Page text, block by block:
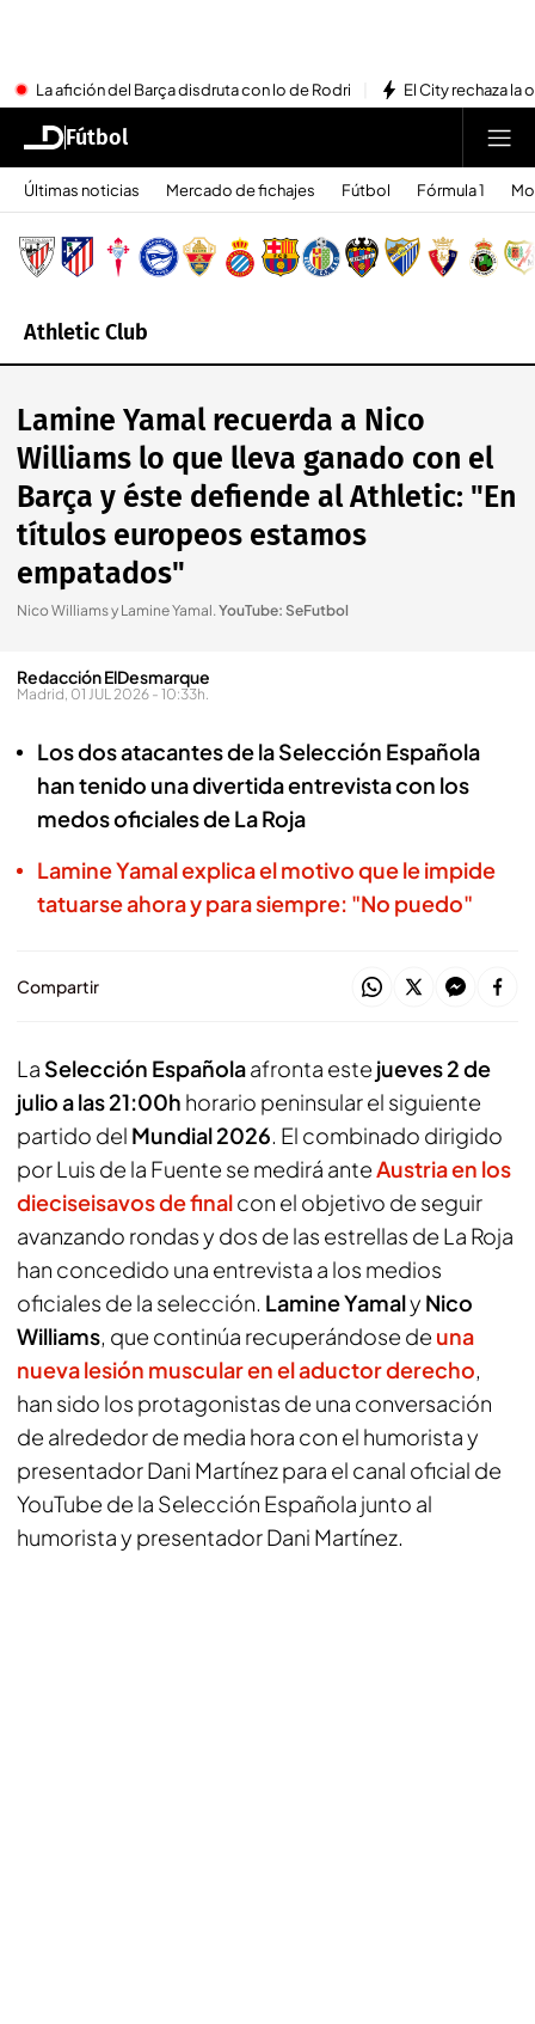
La afición del Barça disdruta con lo de Rodri El City rechaza la
Fútbol
Últimas noticias Mercado de fichajes Fútbol Fórmula 1
Athletic Club
Lamine Yamal recuerda a Nico
Williams lo que lleva ganado con el
Barça y éste defiende al Athletic: "En
títulos europeos estamos
empatados"
Nico Williams y Lamine Yamal.YouTube: SeFutbol
Redacción ElDesmarque
Madrid, 01 JUL 2026 - 10:33h.
Los dos atacantes de la Selección Española
han tenido una divertida entrevista con los
medos oficiales de La Roja
Lamine Yamal explica el motivo que le impide
tatuarse ahora y para siempre: "No puedo"
Compartir
La Selección Españolaafronta este jueves 2 de
julio a las 21:00h horario peninsular el siguiente
partido del Mundial 2026. El combinado dirigido
por Luis de la Fuente se medirá anteAustria en los
dieciseisavos de finalcon el objetivo de seguir
avanzando rondas y dos de las estrellas de La Roja
han concedido una entrevista a los medios
oficiales de la selección. Lamine Yamaly Nico
Williams, que continúa recuperándose de una
nueva lesión muscular en el aductor derecho,
han sido los protagonistas de una conversación
de alrededor de media hora con el humorista y
presentador Dani Martínez para el canal oficial de
YouTube de la Selección Española junto al
humorista y presentador Dani Martínez.